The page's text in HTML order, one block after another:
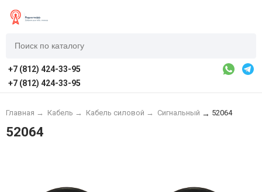
+7 (812) 424-33-95
+7 (812) 424-33-95
Главная → Кабель → Кабель силовой → Сигнальный → 52064
52064